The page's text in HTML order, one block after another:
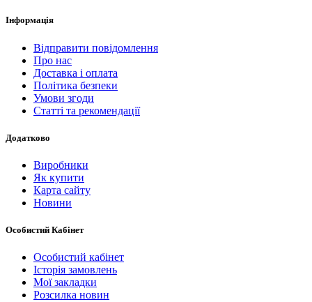
Інформація
Відправити повідомлення
Про нас
Доставка і оплата
Політика безпеки
Умови згоди
Статті та рекомендації
Додатково
Виробники
Як купити
Карта сайту
Новини
Особистий Кабінет
Особистий кабінет
Історія замовлень
Мої закладки
Розсилка новин